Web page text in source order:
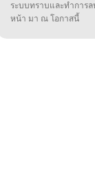
ระบบทราบและทำกา
หน้า มา ณ โอกาสนี้